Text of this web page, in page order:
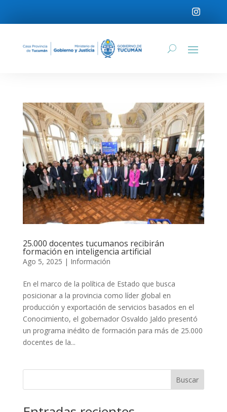
25.000 docentes tucumanos recibirán
formación en inteligencia artificial
Ago 5, 2025 | Información
En el marco de la política de Estado que busca
posicionar a la provincia como líder global en
producción y exportación de servicios basados en el
Conocimiento, el gobernador Osvaldo Jaldo presentó
un programa inédito de formación para más de 25.000
docentes de la...
Buscar